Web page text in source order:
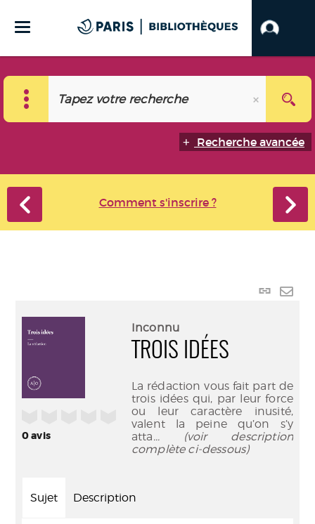
Recherche avancée
Comment s'inscrire ?
Lien
0avis
Inconnu
TROIS IDÉES
La rédaction vous fait part de
trois idées qui, par leur force
ou leur caractère inusité,
valent la peine qu’on s’y
atta... (voir description
complète ci-dessous)
Sujet Description